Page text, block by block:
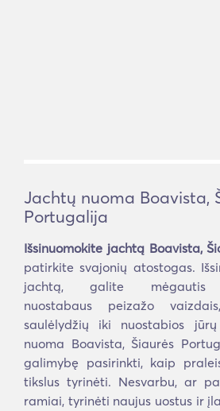
Jachtų nuoma Boavista,
Portugalija
Išsinuomokite jachtą Boavista,
patirkite svajonių atostogas.
jachtą, galite mėgautis
nuostabaus peizažo
saulėlydžių iki nuostabios
nuoma Boavista, Šiaurės
galimybę pasirinkti, kaip
tikslus tyrinėti. Nesvarbu, ar
ramiai, tyrinėti naujus uostus ir